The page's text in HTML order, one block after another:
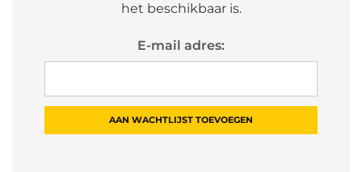
het beschikbaar is.
E-mail adres: